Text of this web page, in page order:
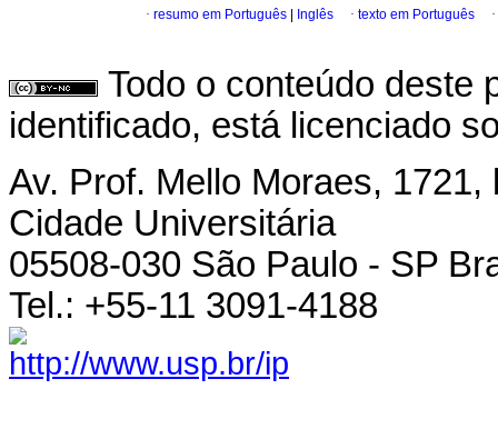
· resumo em Português Inglês · texto em Português ·
Todo o conteúdo deste
identificado, está licenciado
Av. Prof. Mello Moraes,
Cidade Universitária
05508-030 São Paulo - SP
Tel.: +55-11 3091-4188
http://www.usp.br/ip